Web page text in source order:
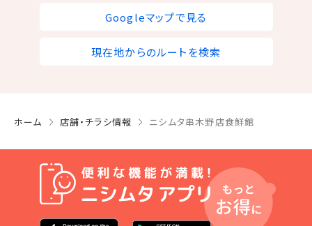
Googleマップで見る
現在地からのルートを検索
ホーム 店舗・チラシ情報 ニシムタ串木野店食鮮館